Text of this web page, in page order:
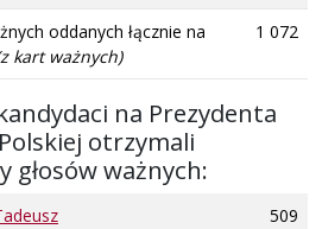
oddanych łącznie na
kart ważnych)
1 072
na Prezydenta
otrzymali
głosów ważnych:
509